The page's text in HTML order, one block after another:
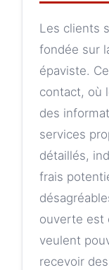
Les clients
fondée sur
épaviste.
contact, où
des
services
détaillés,
frais
ouverte est
veulent
recevoir